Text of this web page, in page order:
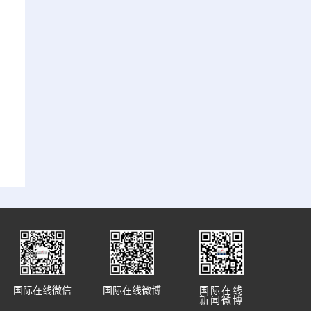
国际在线
新闻微博
国际在线微博
国际在线微信